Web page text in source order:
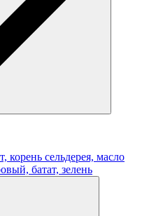
корень сельдерея, масло
батат, зелень